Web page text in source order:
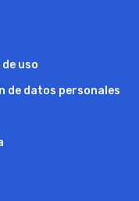
uso
de datos personales